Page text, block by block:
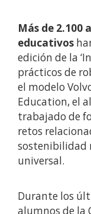
Más de 2.100
educativos
edición de la
prácticos de
el modelo
Education, el
trabajado de
retos
sostenibilidad
universal.
Durante los
alumnos de la